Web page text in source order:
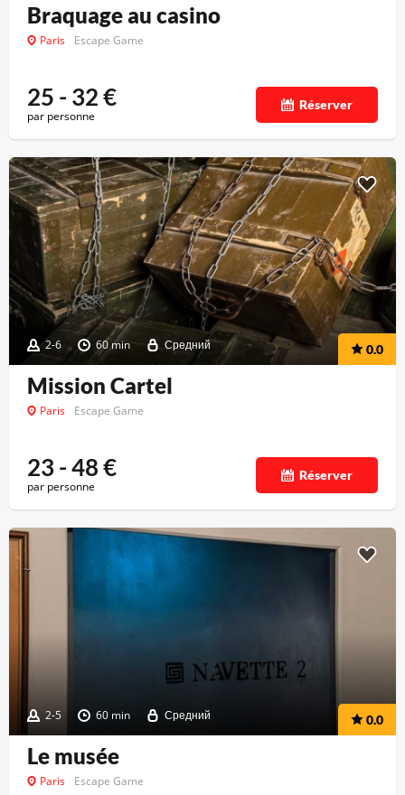
Braquage au casino
Paris Escape Game
25 - 32€
par personne
Réserver
2-6 60 min Средний 0.0
Mission Cartel
Paris Escape Game
23 - 48€
par personne
Réserver
2-5 60 min Средний 0.0
Le musée
Paris Escape Game